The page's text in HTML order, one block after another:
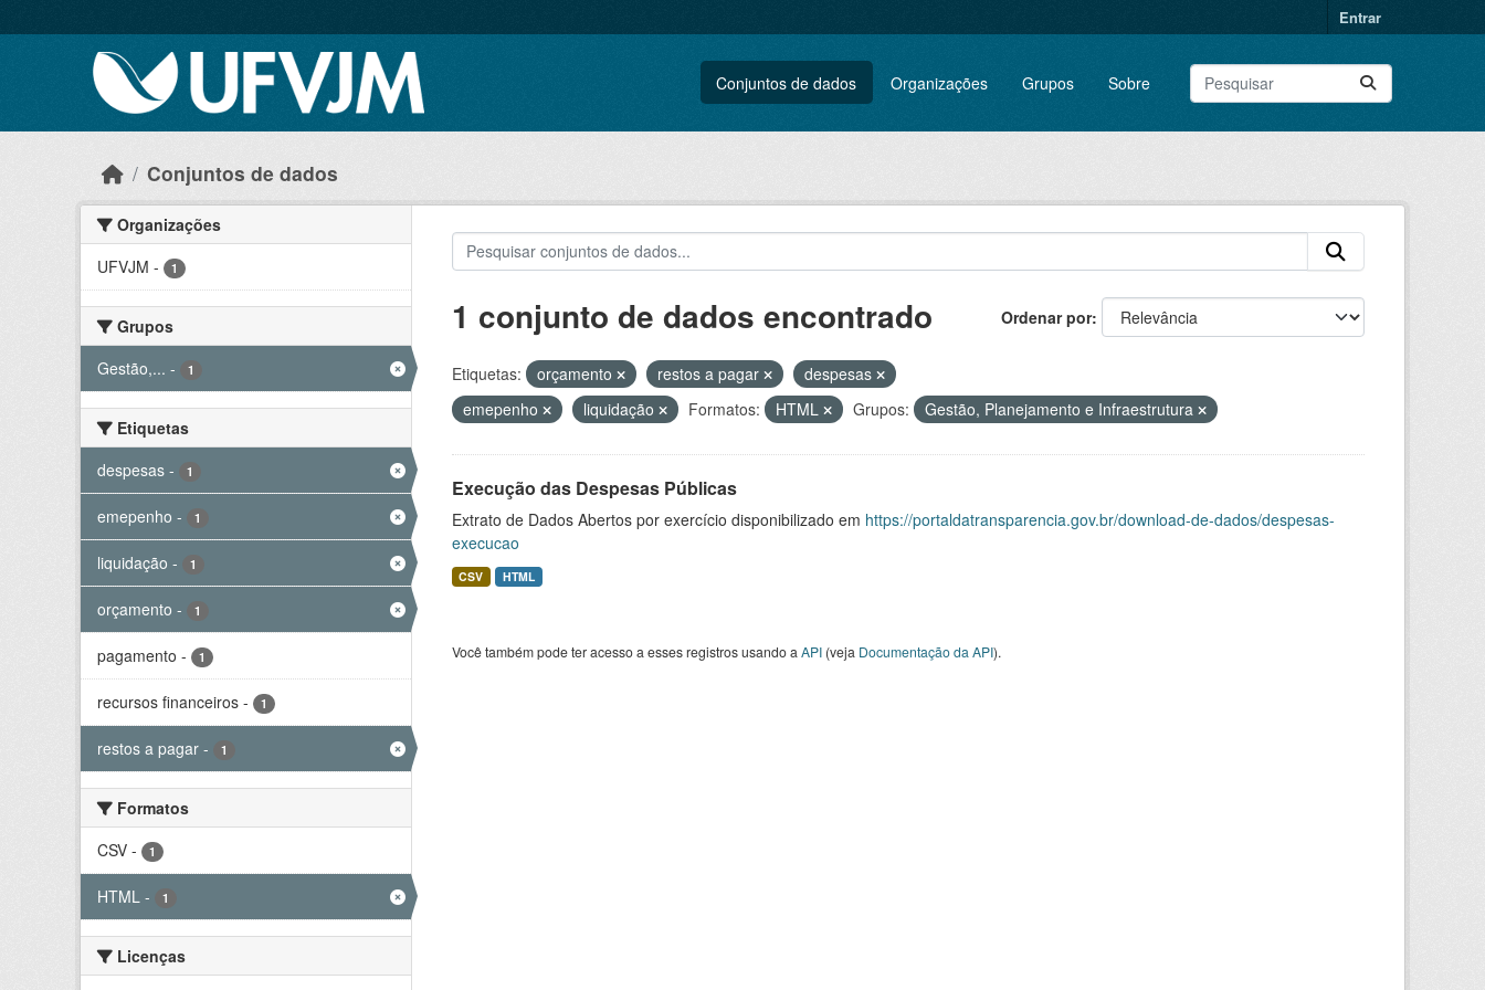
Entrar
Conjuntos de dados Organizações Grupos Sobre
Conjuntos de dados
Organizações
UFVJM - 1
Grupos
Gestão,... - 1
Etiquetas
despesas - 1
emepenho - 1
liquidação - 1
orçamento - 1
pagamento - 1
recursos financeiros - 1
restos a pagar - 1
Formatos
CSV - 1
HTML - 1
Licenças
Ordenar por
1 conjunto de dados encontrado
Etiquetas: orçamento restos a pagar
despesas
emepenho
liquidação Formatos: HTML Grupos: Gestão, Planejamento e Infraestrutura
Execução das Despesas Públicas
Extrato de Dados Abertos por exercício disponibilizado em https://portaldatransparencia.gov.br/download-de-dados/despesas-
execucao
CSV HTML
Você também pode ter acesso a esses registros usando a API(veja Documentação da API).